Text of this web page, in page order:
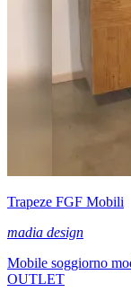
Trapeze FGF Mobili
madia design
Mobile soggiorno
OUTLET